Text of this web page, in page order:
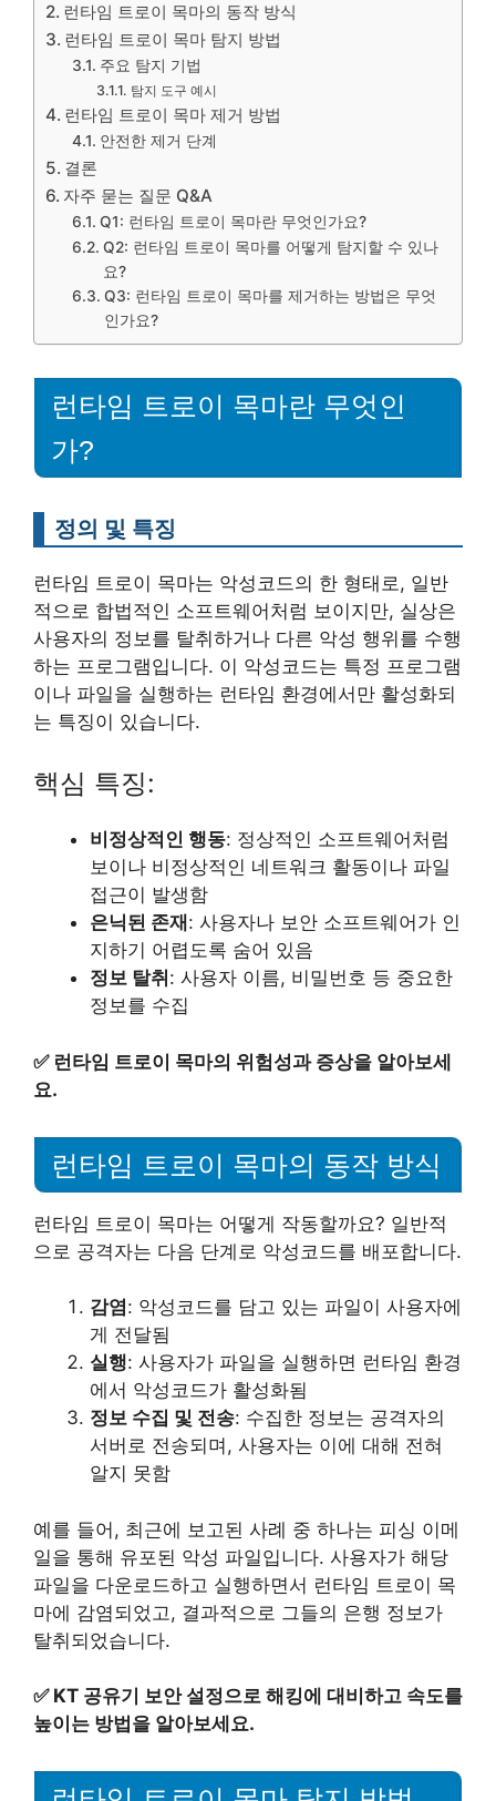
런타임 트로이 목마의 동작 방식
런타임 트로이 목마 탐지 방법
주요 탐지 기법
탐지 도구 예시
런타임 트로이 목마 제거 방법
안전한 제거 단계
결론
자주 묻는 질문 Q&A
Q1: 런타임 트로이 목마란 무엇인가요?
Q2: 런타임 트로이 목마를 어떻게 탐지할 수 있나
요?
Q3: 런타임 트로이 목마를 제거하는 방법은 무엇
인가요?
런타임 트로이 목마란 무엇인
가?
정의 및 특징
런타임 트로이 목마는 악성코드의 한 형태로, 일반
적으로 합법적인 소프트웨어처럼 보이지만, 실상은
사용자의 정보를 탈취하거나 다른 악성 행위를 수행
하는 프로그램입니다. 이 악성코드는 특정 프로그램
이나 파일을 실행하는 런타임 환경에서만 활성화되
는 특징이 있습니다.
핵심 특징:
비정상적인 행동: 정상적인 소프트웨어처럼
보이나 비정상적인 네트워크 활동이나 파일
접근이 발생함
은닉된 존재 : 사용자나 보안 소프트웨어가 인
지하기 어렵도록 숨어 있음
정보 탈취 : 사용자 이름, 비밀번호 등 중요한
정보를 수집
✅ 런타임 트로이 목마의 위험성과 증상을 알아보세
요.
런타임 트로이 목마의 동작 방식
런타임 트로이 목마는 어떻게 작동할까요? 일반적
으로 공격자는 다음 단계로 악성코드를 배포합니다.
감염: 악성코드를 담고 있는 파일이 사용자에
게 전달됨
실행: 사용자가 파일을 실행하면 런타임 환경
에서 악성코드가 활성화됨
정보 수집 및 전송: 수집한 정보는 공격자의
서버로 전송되며, 사용자는 이에 대해 전혀
알지 못함
예를 들어, 최근에 보고된 사례 중 하나는 피싱 이메
일을 통해 유포된 악성 파일입니다. 사용자가 해당
파일을 다운로드하고 실행하면서 런타임 트로이 목
마에 감염되었고, 결과적으로 그들의 은행 정보가
탈취되었습니다.
✅ KT 공유기 보안 설정으로 해킹에 대비하고 속도를
높이는 방법을 알아보세요.